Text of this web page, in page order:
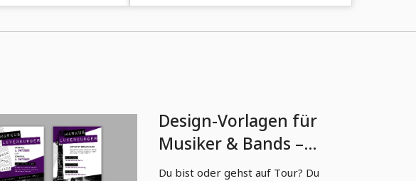
Design-Vorlagen für
Musiker & Bands –
Vol. 1: Flyer
Du bist oder gehst auf Tour? Du